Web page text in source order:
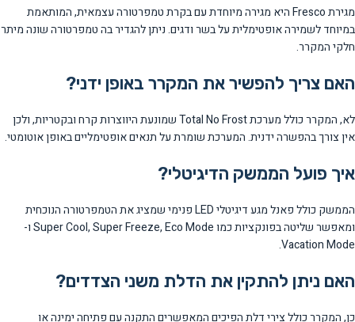
מגירת Fresco היא מגירה מיוחדת עם בקרת טמפרטורה עצמאית, המותאמת
במיוחד לשמירה אופטימלית על בשר ודגים. ניתן להגדיר בה טמפרטורה שונה מיתר
חלקי המקרר.
האם צריך להפשיר את המקרר באופן ידני?
לא, המקרר כולל מערכת Total No Frost שמונעת היווצרות קרח ובקטריות, ולכן
אין צורך בהפשרה ידנית. המערכת שומרת על תנאים אופטימליים באופן אוטומטי.
איך פועל הממשק הדיגיטלי?
הממשק כולל פאנל מגע דיגיטלי LED פנימי שמציג את הטמפרטורה הנוכחית
ומאפשר שליטה בפונקציות כמו Super Cool, Super Freeze, Eco Mode ו-
Vacation Mode.
האם ניתן להתקין את הדלת משני הצדדים?
כן, המקרר כולל צירי דלת הפיכים המאפשרים התקנה עם פתיחה ימינה או